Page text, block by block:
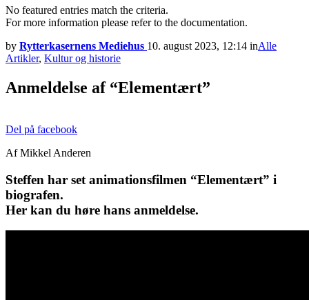
No featured entries match the criteria.
For more information please refer to the documentation.
by Rytterkasernens Mediehus 10. august 2023, 12:14 inAlle
Artikler, Kultur og historie
Anmeldelse af “Elementært”
Del på facebook
Af Mikkel Anderen
Steffen har set animationsfilmen “Elementært” i
biografen.
Her kan du høre hans anmeldelse.